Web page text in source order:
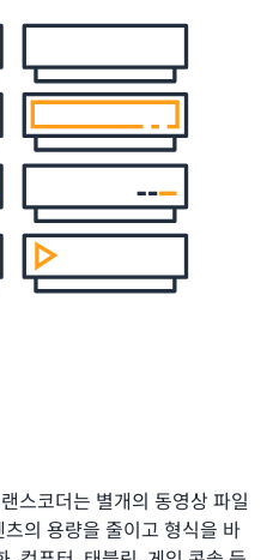
스코더는 별개의 동영상 파일
의 용량을 줄이고 형식을 바